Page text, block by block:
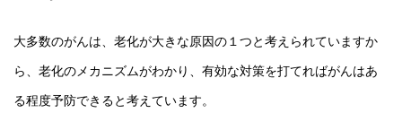
大多数のがんは、老化が大きな原因の１つと考えられていますか
ら、老化のメカニズムがわかり、有効な対策を打てればがんはあ
る程度予防できると考えています。